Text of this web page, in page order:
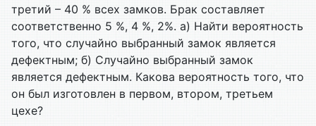
третий – 40 % всех замков. Брак составляет
соответственно 5 %, 4 %, 2%. а) Найти вероятность
того, что случайно выбранный замок является
дефектным; б) Случайно выбранный замок
является дефектным. Какова вероятность того, что
он был изготовлен в первом, втором, третьем
цехе?